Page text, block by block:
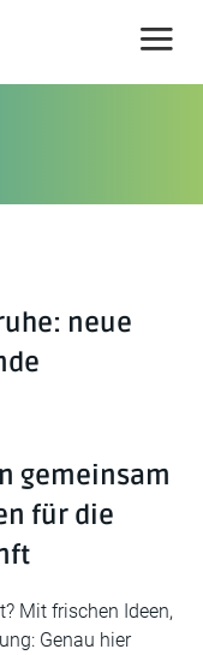
neue
gemeinsam
für die
Mit frischen Ideen,
Genau hier